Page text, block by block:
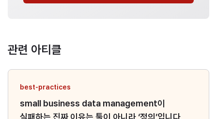
관련 아티클
best-practices
small business data management이
실패하는 진짜 이유는 툴이 아니라 ‘정의’입니다